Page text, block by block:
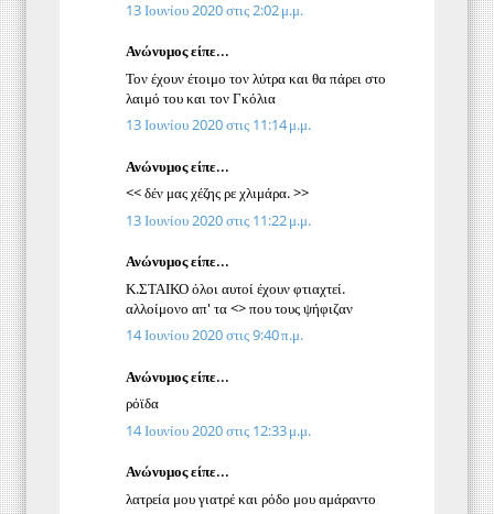
13 Ιουνίου 2020 στις 2:02 μ.μ.
Ανώνυμος είπε...
Τον έχουν έτοιμο τον λύτρα και θα πάρει στο
λαιμό του και τον Γκόλια
13 Ιουνίου 2020 στις 11:14 μ.μ.
Ανώνυμος είπε...
<< δέν μας χέζης ρε χλιμάρα. >>
13 Ιουνίου 2020 στις 11:22 μ.μ.
Ανώνυμος είπε...
Κ.ΣΤΑΙΚΟ όλοι αυτοί έχουν φτιαχτεί.
αλλοίμονο απ' τα <> που τους ψήφιζαν
14 Ιουνίου 2020 στις 9:40 π.μ.
Ανώνυμος είπε...
ρόϊδα
14 Ιουνίου 2020 στις 12:33 μ.μ.
Ανώνυμος είπε...
λατρεία μου γιατρέ και ρόδο μου αμάραντο